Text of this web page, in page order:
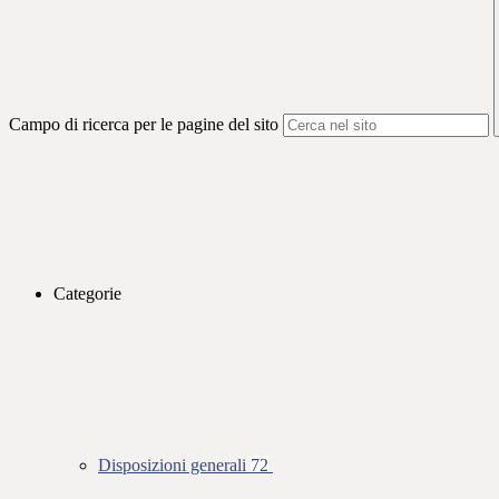
Campo di ricerca per le pagine del sito
Categorie
Disposizioni generali 72